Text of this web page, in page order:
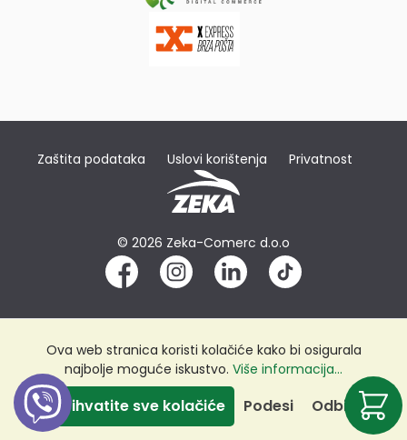
Zaštita podataka Uslovi korištenja Privatnost
© 2026 Zeka-Comerc d.o.o
Ova web stranica koristi kolačiće kako bi osigurala
najbolje moguće iskustvo. Više informacija...
Odbij
Podesi
Prihvatite sve kolačiće